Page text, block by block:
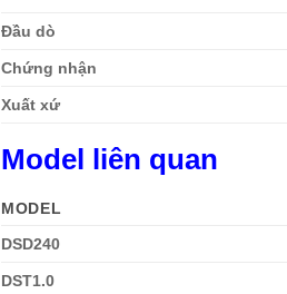
Đầu dò
Chứng nhận
Xuất xứ
Model liên quan
MODEL
DSD240
DST1.0